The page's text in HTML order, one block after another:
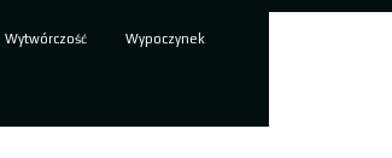
Wytwórczość Wypoczynek